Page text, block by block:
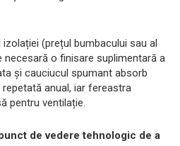
(prețul bumbacului sau al
o finisare suplimentară a
și cauciucul spumant absorb
anual, iar fereastra
pentru ventilație.
de vedere tehnologic de a